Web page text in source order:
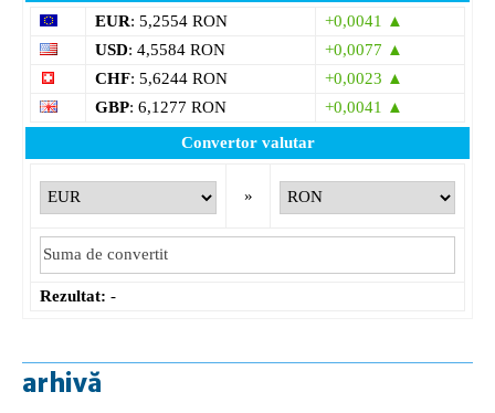
EUR: 5,2554 RON
+0,0041 ▲
USD: 4,5584 RON
+0,0077 ▲
CHF: 5,6244 RON
+0,0023 ▲
GBP: 6,1277 RON
+0,0041 ▲
Convertor valutar
»
Rezultat: -
arhivă